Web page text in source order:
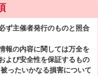
ず主催者発行のものと照合
報の内容に関しては万全を
よび安全性を保証するもの
ったいかなる損害について